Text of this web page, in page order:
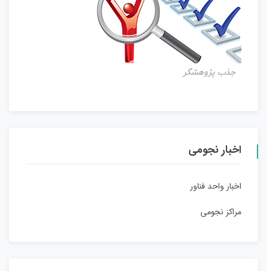
جذب پژوهشگر
اخبار نجومی
اخبار واحد فناور
مراکز نجومی